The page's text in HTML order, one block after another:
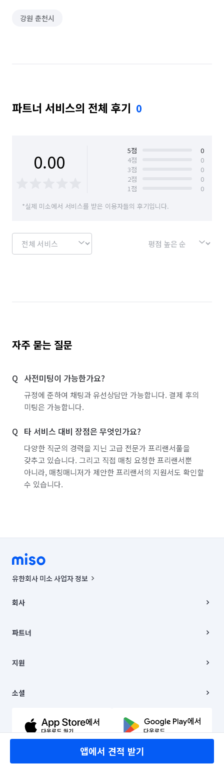
강원 춘천시
파트너 서비스의 전체 후기 0
0.00 5점
0
4점
0
3점
0
2점
0
1점
0
*실제 미소에서 서비스를 받은 이용자들의 후기입니다.
자주 묻는 질문
사전미팅이 가능한가요?
규정에 준하여 채팅과 유선상담만 가능합니다. 결제 후의
미팅은 가능합니다.
타 서비스 대비 장점은 무엇인가요?
다양한 직군의 경력을 지닌 고급 전문가 프리랜서풀을
갖추고 있습니다. 그리고 직접 매칭 요청한 프리랜서뿐
아니라, 매칭매니저가 제안한 프리랜서의 지원서도 확인할
수 있습니다.
앱에서 견적 받기
유한회사 미소 사업자 정보
00019 |
주소 | 본사: 서울특별시 종로구 율곡로 6(중학동, 트윈트리빌딩) B동 5층
컨택센터 : 서울특별시 종로구 수송동 율곡로 24, 7층, 8층 미소
상품, 상품정보, 거래에 관한 의무와 책임은 거래당사자에게 있습니다.
언론 보도 관련 문의:
© 유한회사 미소. Miso, Inc. All Rights Reserved.
회사
채용
파트너
이사
지원
이용약관
문의하기
소셜
유튜브